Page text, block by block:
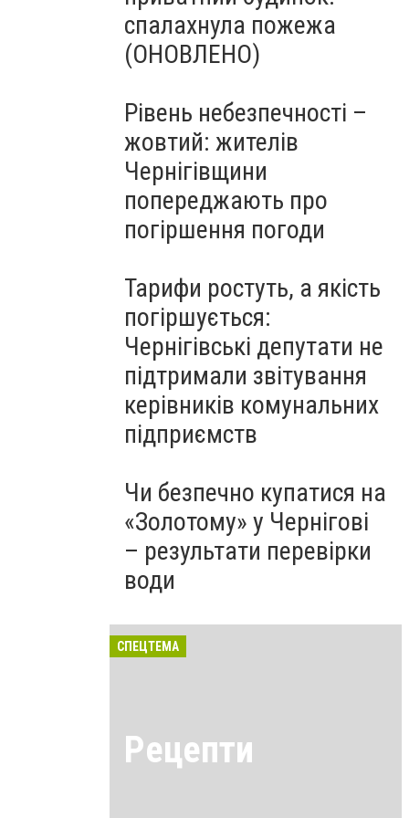
спалахнула пожежа
(ОНОВЛЕНО)
Рівень небезпечності –
жовтий: жителів
Чернігівщини
попереджають про
погіршення погоди
Тарифи ростуть, а якість
погіршується:
Чернігівські депутати не
підтримали звітування
керівників комунальних
підприємств
Чи безпечно купатися на
«Золотому» у Чернігові
– результати перевірки
води
СПЕЦТЕМА
Рецепти